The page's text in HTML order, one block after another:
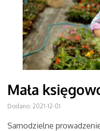
Mała
Dodano: 2021-12-01
Samodzielne